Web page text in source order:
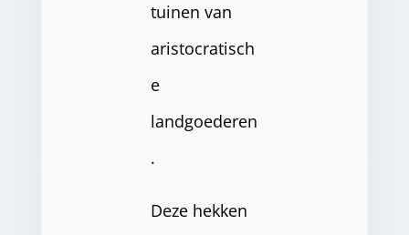
tuinen van
aristocratisch
e
landgoederen
.
Deze hekken